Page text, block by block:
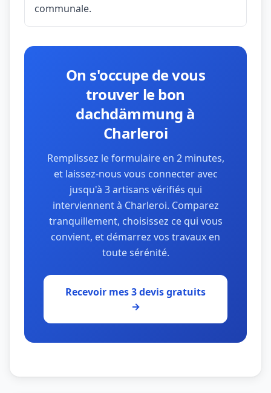
communale.
On s'occupe de vous
trouver le bon
dachdämmung à
Charleroi
Remplissez le formulaire en 2 minutes,
et laissez-nous vous connecter avec
jusqu'à 3 artisans vérifiés qui
interviennent à Charleroi. Comparez
tranquillement, choisissez ce qui vous
convient, et démarrez vos travaux en
toute sérénité.
Recevoir mes 3 devis gratuits
→